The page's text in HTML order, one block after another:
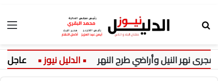
النيل وأراضي طرح النهر عاجل: